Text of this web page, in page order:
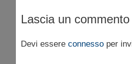
Lascia un commento
Devi essere connesso per